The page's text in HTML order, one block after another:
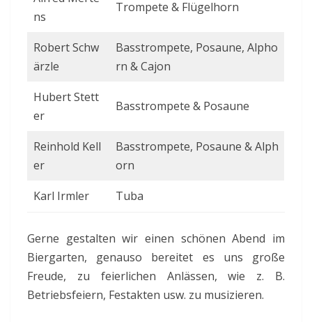
ns
Trompete & Flügelhorn
Robert Schw
ärzle
Basstrompete, Posaune, Alpho
rn & Cajon
Hubert Stett
er
Basstrompete & Posaune
Reinhold Kell
er
Basstrompete, Posaune & Alph
orn
Karl Irmler
Tuba
Gerne gestalten wir einen schönen Abend im
Biergarten, genauso bereitet es uns große
Freude, zu feierlichen Anlässen, wie z. B.
Betriebsfeiern, Festakten usw. zu musizieren.